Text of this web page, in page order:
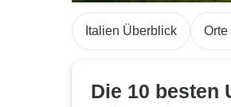
Italien Überblick Orte
Die 10 besten